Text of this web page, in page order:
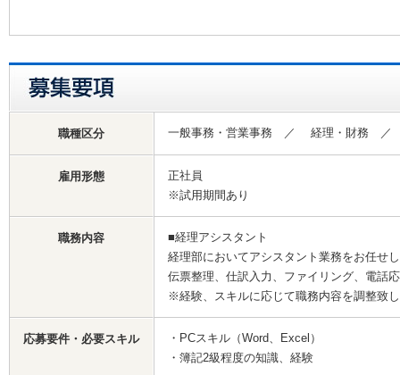
職種区分 一般事務・営業事務 ／ 経理・財務
雇用形態
正社員
※試用期間あり
職務内容
■経理アシスタント
経理部においてアシスタント業務をお任せ
伝票整理、仕訳入力、ファイリング、電話
※経験、スキルに応じて職務内容を調整致
応募要件・必要スキル
・PCスキル（Word、Excel）
・簿記2級程度の知識、経験